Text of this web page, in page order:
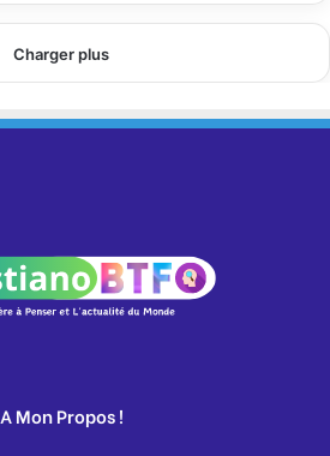
Charger plus
A Mon Propos !